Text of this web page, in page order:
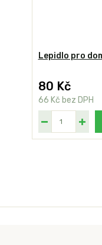
Lepidlo pro
80 Kč
66 Kč bez DPH